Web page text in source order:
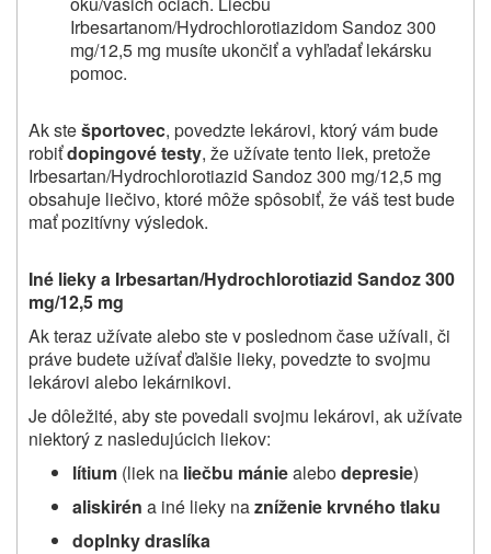
Irbesartanom/Hydrochlorotiazidom Sandoz 300
mg/12,5 mg musíte ukončiť a vyhľadať lekársku
pomoc.
Ak stešportovec, povedzte lekárovi, ktorý vám bude
robiťdopingové testy, že užívate tento liek, pretože
Irbesartan/Hydrochlorotiazid Sandoz 300 mg/12,5 mg
obsahuje liečivo, ktoré môže spôsobiť, že váš test bude
mať pozitívny výsledok.
Iné lieky a Irbesartan/Hydrochlorotiazid Sandoz 300
mg/12,5 mg
Ak teraz užívate alebo ste v poslednom čase užívali, či
práve budete užívať ďalšie lieky, povedzte to svojmu
lekárovi alebo lekárnikovi.
Je dôležité, aby ste povedali svojmu lekárovi, ak užívate
niektorý z nasledujúcich liekov:
lítium (liek na liečbu mániealebodepresie)
aliskirén a iné lieky nazníženie krvného tlaku
doplnky draslíka